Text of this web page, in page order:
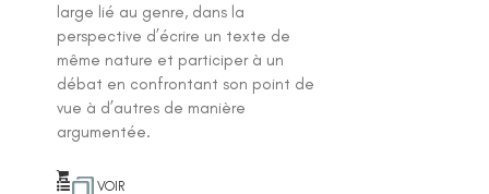
large lié au genre, dans la
perspective d’écrire un texte de
même nature et participer à un
débat en confrontant son point de
vue à d’autres de manière
argumentée.
VOIR